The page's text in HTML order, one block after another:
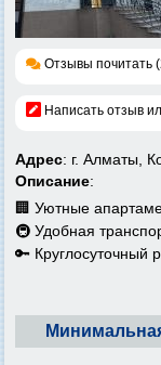
Отзывы почитать
Написать отзыв
Адрес: г. Алматы,
Описание:
🏢 Уютные
🚇 Удобная
🔑 Круглосуточный